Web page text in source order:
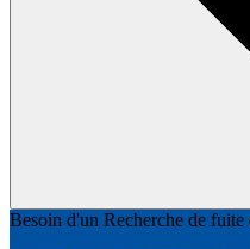
Besoin d'un Recherche de